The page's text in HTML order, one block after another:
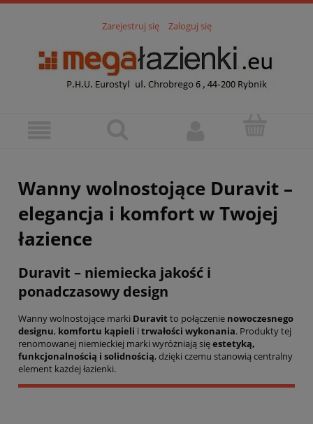
Zarejestruj się Zaloguj się
Wanny wolnostojące Duravit –
elegancja i komfort w Twojej
łazience
Duravit – niemiecka jakość i
ponadczasowy design
Wanny wolnostojące marki Duravit to połączenie nowoczesnego
designu, komfortu kąpieli i trwałości wykonania. Produkty tej
renomowanej niemieckiej marki wyróżniają sięestetyką,
funkcjonalnością i solidnością, dzięki czemu stanowią centralny
element każdej łazienki.